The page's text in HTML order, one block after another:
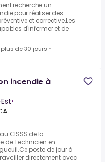
recherche un
pour réaliser des
et corrective.Les
d'informer et de
de 30 jours •
incendie à
•
CISSS de la
de Technicien en
poste de jour à
directement avec